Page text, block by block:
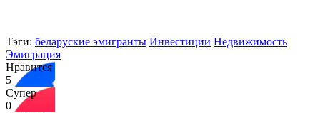
Тэги: беларуские эмигранты Инвестиции Недвижимость
Эмиграция
Нравится
5
Супер
0